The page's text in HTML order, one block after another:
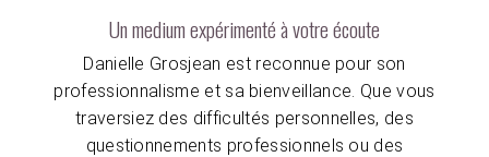
Un medium expérimenté à votre écoute
Danielle Grosjean est reconnue pour son
professionnalisme et sa bienveillance. Que vous
traversiez des difficultés personnelles, des
questionnements professionnels ou des